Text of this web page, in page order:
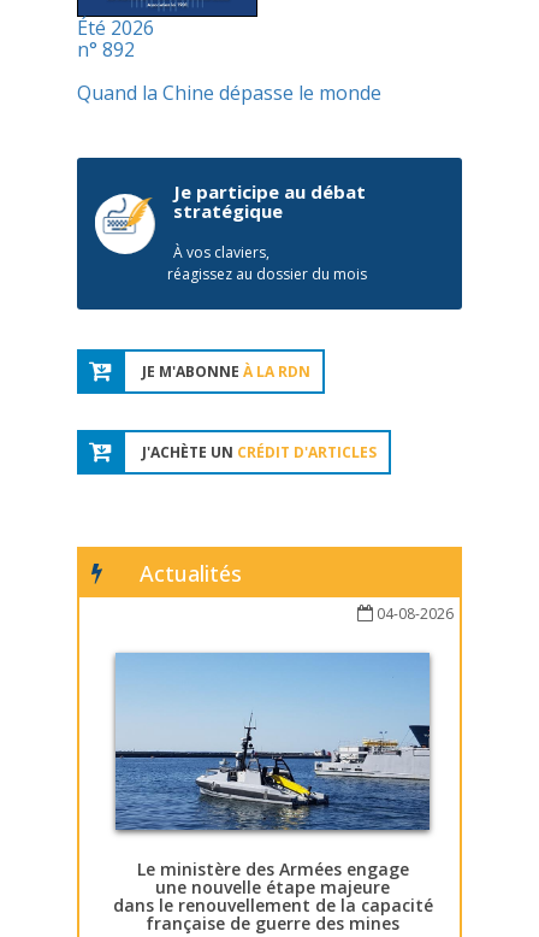
Été 2026
n° 892
Quand la Chine dépasse le monde
Je participe au débat
stratégique
À vos claviers,
réagissez au dossier du mois
JE M'ABONNE À LA RDN
J'ACHÈTE UN CRÉDIT D'ARTICLES
Actualités
04-08-2026
Le ministère des Armées engage
une nouvelle étape majeure
dans le renouvellement de la capacité
française de guerre des mines